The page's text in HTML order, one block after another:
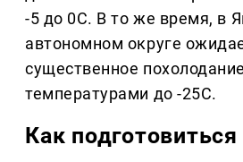
-5 до 0C. В то же время, в
автономном округе
существенное
температурами до -25C.
Как